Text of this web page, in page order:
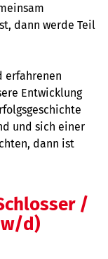
/
d)
dann werde Teil
erfahrenen
Entwicklung
und sich einer
dann ist